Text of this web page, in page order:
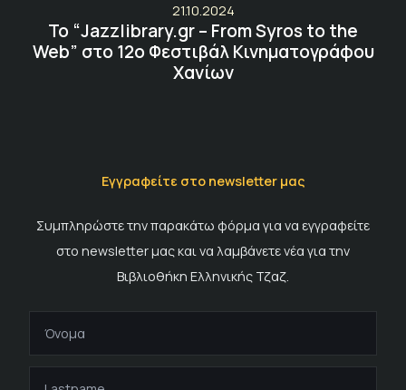
21.10.2024
Το “Jazzlibrary.gr – From Syros to the
Web” στο 12ο Φεστιβάλ Κινηματογράφου
Χανίων
Εγγραφείτε στο newsletter μας
Συμπληρώστε την παρακάτω φόρμα για να εγγραφείτε
στο newsletter μας και να λαμβάνετε νέα για την
Βιβλιοθήκη Ελληνικής Τζαζ.